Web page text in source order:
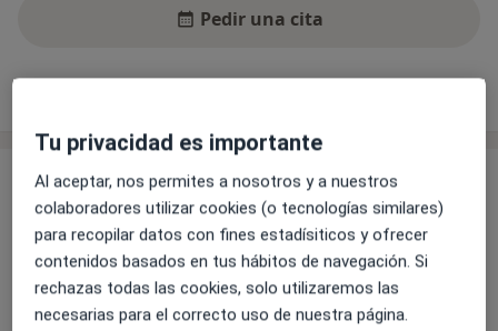
Pedir una cita
Servicios y precios
Sin información sobre servicios y precios
Este especialista aún no ha añadido información
sobre sus servicios
Tu privacidad es importante
Al aceptar, nos permites a nosotros y a nuestros
colaboradores utilizar cookies (o tecnologías similares)
para recopilar datos con fines estadísiticos y ofrecer
contenidos basados en tus hábitos de navegación. Si
rechazas todas las cookies, solo utilizaremos las
necesarias para el correcto uso de nuestra página.